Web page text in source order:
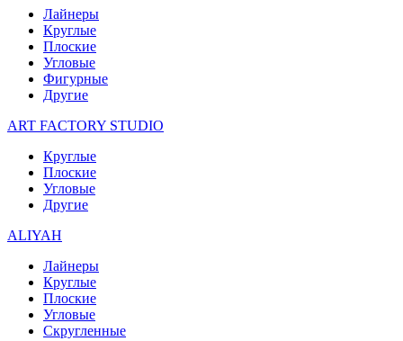
Лайнеры
Круглые
Плоские
Угловые
Фигурные
Другие
ART FACTORY STUDIO
Круглые
Плоские
Угловые
Другие
ALIYAH
Лайнеры
Круглые
Плоские
Угловые
Скругленные